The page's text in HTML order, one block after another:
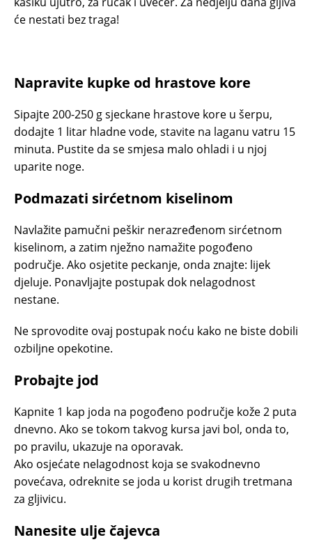
će nestati bez traga!
Napravite kupke od hrastove kore
Sipajte 200-250 g sjeckane hrastove kore u šerpu,
dodajte 1 litar hladne vode, stavite na laganu vatru 15
minuta. Pustite da se smjesa malo ohladi i u njoj
uparite noge.
Podmazati sirćetnom kiselinom
Navlažite pamučni peškir nerazređenom sirćetnom
kiselinom, a zatim nježno namažite pogođeno
područje. Ako osjetite peckanje, onda znajte: lijek
djeluje. Ponavljajte postupak dok nelagodnost
nestane.
Ne sprovodite ovaj postupak noću kako ne biste dobili
ozbiljne opekotine.
Probajte jod
Kapnite 1 kap joda na pogođeno područje kože 2 puta
dnevno. Ako se tokom takvog kursa javi bol, onda to,
po pravilu, ukazuje na oporavak.
Ako osjećate nelagodnost koja se svakodnevno
povećava, odreknite se joda u korist drugih tretmana
za gljivicu.
Nanesite ulje čajevca